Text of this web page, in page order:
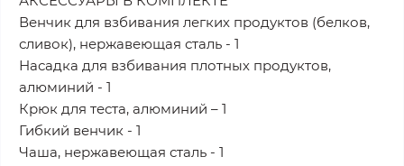
Венчик для взбивания легких продуктов (белков,
сливок), нержавеющая сталь - 1
Насадка для взбивания плотных продуктов,
алюминий - 1
Крюк для теста, алюминий – 1
Гибкий венчик - 1
Чаша, нержавеющая сталь - 1